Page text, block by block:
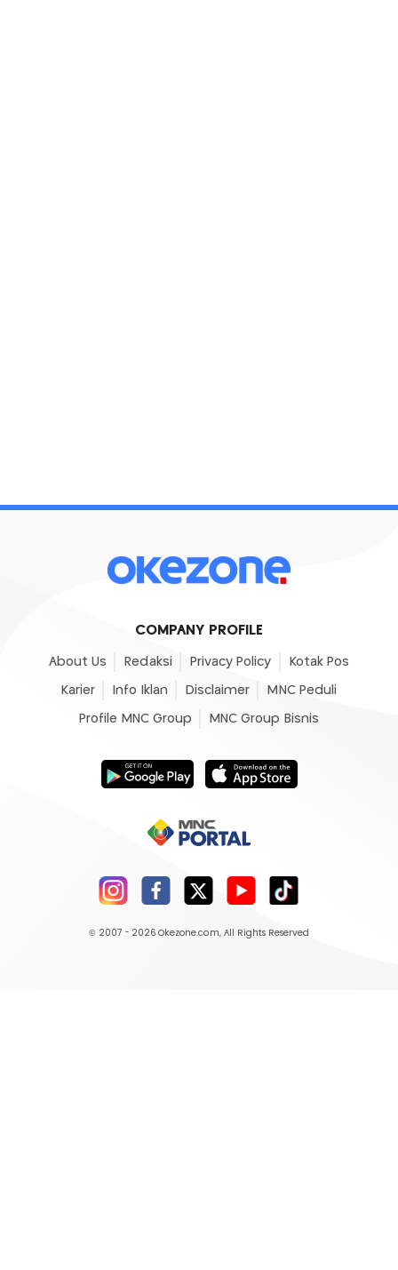
COMPANY PROFILE
About Us Redaksi Privacy Policy Kotak Pos
Karier Info Iklan Disclaimer MNC Peduli
Profile MNC Group MNC Group Bisnis
© 2007 - 2026 Okezone.com, All Rights Reserved